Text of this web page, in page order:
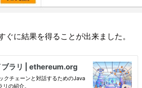
ぐに結果を得ることが出来ました。